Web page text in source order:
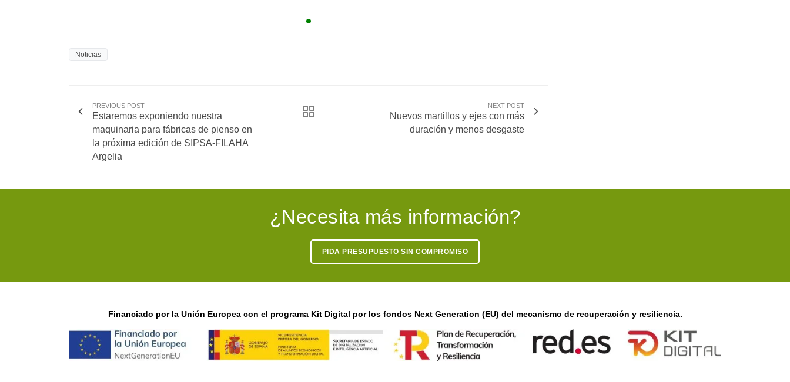
Noticias
PREVIOUS POST
Estaremos exponiendo nuestra
maquinaria para fábricas de pienso en
la próxima edición de SIPSA-FILAHA
Argelia
NEXT POST
Nuevos martillos y ejes con más
duración y menos desgaste
¿Necesita más información?
PIDA PRESUPUESTO SIN COMPROMISO
Financiado por la Unión Europea con el programa Kit Digital por los fondos Next Generation (EU) del mecanismo de recuperación y resiliencia.